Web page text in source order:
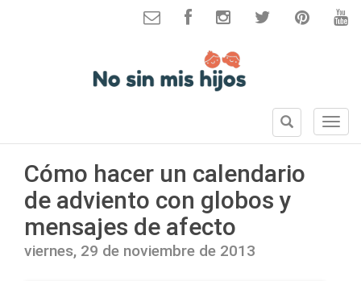
S
e
B
u
c
a
r
Cómo hacer un calendario
de adviento con globos y
mensajes de afecto
viernes, 29 de noviembre de 2013